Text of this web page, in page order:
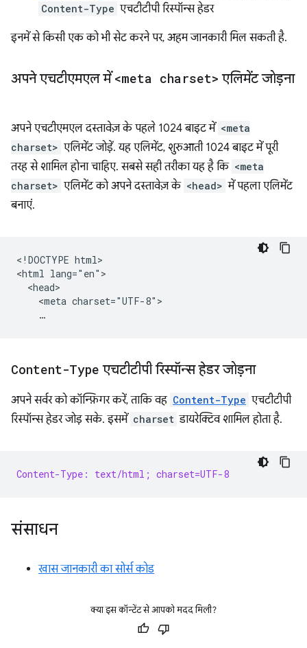
Content-Type एचटीटीपी रिस्पॉन्स हेडर
इनमें से किसी एक को भी सेट करने पर, अहम जानकारी मिल सकती है.
अपने एचटीएमएल में<meta charset> एलिमेंट जोड़ना
अपने एचटीएमएल दस्तावेज़ के पहले 1024 बाइट में <meta
charset> एलिमेंट जोड़ें. यह एलिमेंट, शुरुआती 1024 बाइट में पूरी
तरह से शामिल होना चाहिए. सबसे सही तरीका यह है कि <meta
charset> एलिमेंट को अपने दस्तावेज़ के <head> में पहला एलिमेंट
बनाएं.
<!DOCTYPE html>
<html lang="en">
  <head>
    <meta charset="UTF-8">
Content-Type एचटीटीपी रिस्पॉन्स हेडर जोड़ना
अपने सर्वर को कॉन्फ़िगर करें, ताकि वह Content-Type एचटीटीपी
रिस्पॉन्स हेडर जोड़ सके. इसमें charset डायरेक्टिव शामिल होता है.
Content-Type: text/html; charset=UTF-8
संसाधन
खास जानकारी का सोर्स कोड
क्या इस कॉन्टेंट से आपको मदद मिली?